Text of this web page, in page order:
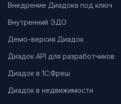
Внедрение Диадока под ключ
Внутренний ЭДО
Демо-версия Диадок
Диадок API для разработчиков
Диадок в 1С:Фреш
Диадок в недвижимости